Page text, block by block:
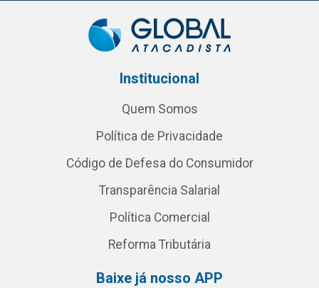
Institucional
Quem Somos
Política de Privacidade
Código de Defesa do Consumidor
Transparência Salarial
Política Comercial
Reforma Tributária
Baixe já nosso APP